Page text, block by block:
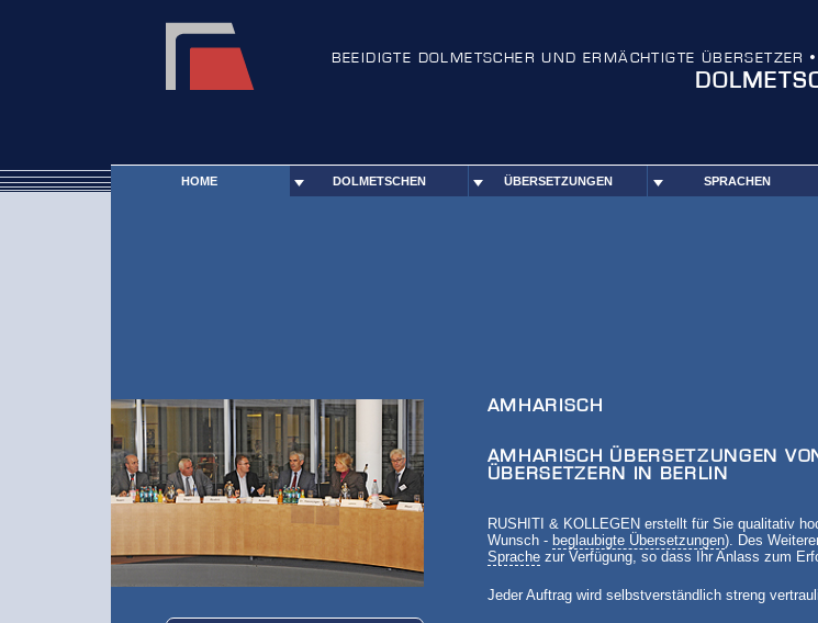
BEEIDIGTE DOLMETSCHER UND ERMÄCHTIGTE ÜBERSETZER
HOME DOLMETSCHEN ÜBERSETZUNGEN SPRACHEN
AMHARISCH
AMHARISCH ÜBERSETZUNGEN
ÜBERSETZERN IN BERLIN
RUSHITI & KOLLEGEN erstellt für Sie qualitativ
Wunsch - beglaubigte Übersetzungen). Des
Sprachezur Verfügung, so dass Ihr Anlass zum
Jeder Auftrag wird selbstverständlich streng